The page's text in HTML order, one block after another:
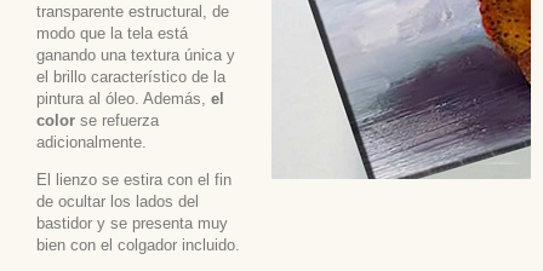
transparente estructural, de
modo que la tela está
ganando una textura única y
el brillo característico de la
pintura al óleo. Además, el
color se refuerza
adicionalmente.
El lienzo se estira con el fin
de ocultar los lados del
bastidor y se presenta muy
bien con el colgador incluido.